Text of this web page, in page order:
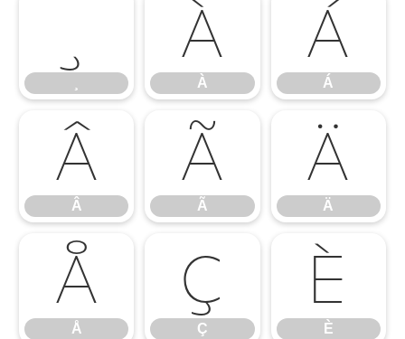
¸ À
À
Á
Á
Â
Â
Ã
Ã
Ä
Ä
Å
Å
Ç
Ç
È
È